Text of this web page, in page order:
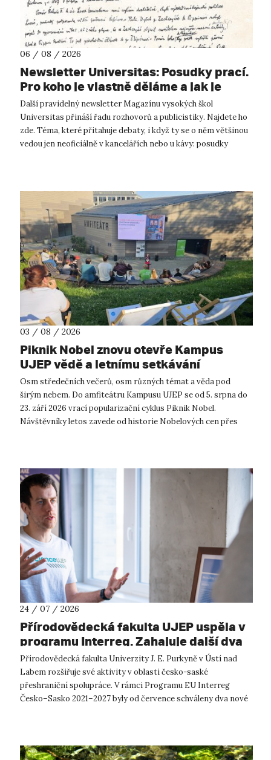
06 / 08 / 2026
Newsletter Universitas: Posudky prací.
Pro koho je vlastně děláme a jak je
správně psát?
Další pravidelný newsletter Magazínu vysokých škol
Universitas přináší řadu rozhovorů a publicistiky. Najdete ho
zde. Téma, které přitahuje debaty, i když ty se o něm většinou
vedou jen neoficiálně v kancelářích nebo u kávy: posudky
03 / 08 / 2026
Piknik Nobel znovu otevře Kampus
UJEP vědě a letnímu setkávání
Osm středečních večerů, osm různých témat a věda pod
širým nebem. Do amfiteátru Kampusu UJEP se od 5. srpna do
23. září 2026 vrací popularizační cyklus Piknik Nobel.
Návštěvníky letos zavede od historie Nobelových cen přes
24 / 07 / 2026
Přírodovědecká fakulta UJEP uspěla v
programu Interreg. Zahajuje další dva
přeshraniční projekty se saskými
partnery
Přírodovědecká fakulta Univerzity J. E. Purkyně v Ústí nad
Labem rozšiřuje své aktivity v oblasti česko-saské
přeshraniční spolupráce. V rámci Programu EU Interreg
Česko–Sasko 2021–2027 byly od července schváleny dva nové